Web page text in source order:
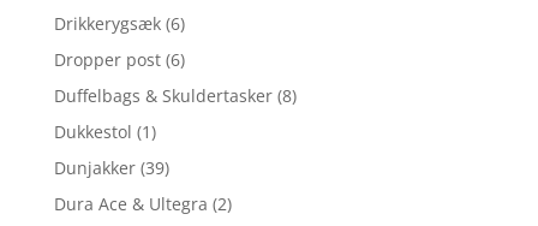
Drikkerygsæk (6)
Dropper post (6)
Duffelbags & Skuldertasker (8)
Dukkestol (1)
Dunjakker (39)
Dura Ace & Ultegra (2)